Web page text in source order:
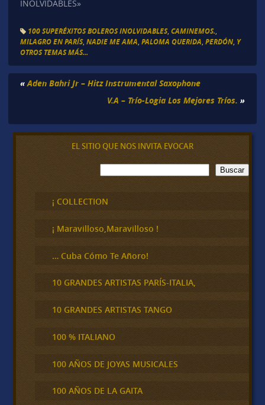
INOLVIDABLES»
100 SUPERÉXITOS BOLEROS INOLVIDABLES, CAMINEMOS.
MILAGRO EN PARÍS, NADIE ME AMA PALOMA QUERIDA PERDÓN, Y
OTROS TEMAS MÁS...
«Aden Bahri Jr – Hitz Instrumental Saxophone
V.A – Trío-Logia Los Mejores Tríos. »
EL SITIO QUE NOS INVITA EVOCAR
B
u
c
a
Buscar
¡ COLLECTION
¡ Maravilloso,Maravilloso !
… Cuba Cómo Te Añoro!
10 GRANDES ARTISTAS PARÍS-ITALIA,
10 GRANDES ARTISTAS TANGO
100 % ITALIANO
100 AÑOS DE JOYAS MUSICALES
100 AÑOS DE LA GAITA